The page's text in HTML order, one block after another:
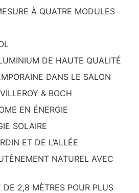
À QUATRE MODULES
DE HAUTE QUALITÉ
DANS LE SALON
& BOCH
EN ÉNERGIE
SOLAIRE
ET DE L’ALLÉE
NATUREL AVEC
DE 2,8 MÈTRES POUR PLUS